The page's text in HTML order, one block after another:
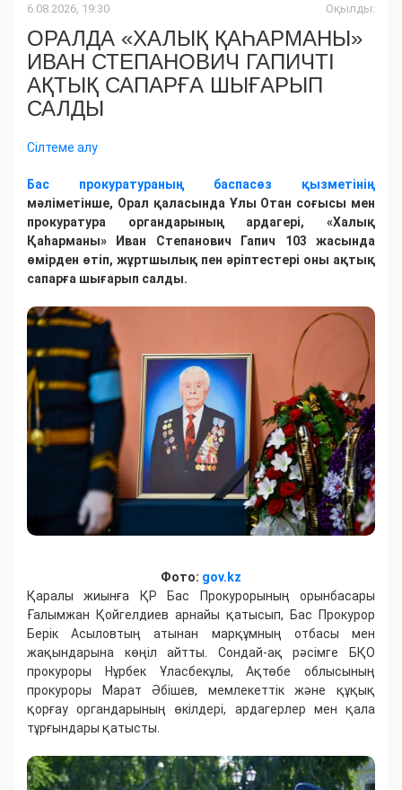
6.08.2026, 19:30 Оқылды:
ОРАЛДА «ХАЛЫҚ ҚАҺАРМАНЫ»
ИВАН СТЕПАНОВИЧ ГАПИЧТІ
АҚТЫҚ САПАРҒА ШЫҒАРЫП
САЛДЫ
Сілтеме алу
Бас прокуратураның баспасөз қызметінің
мәліметінше, Орал қаласында Ұлы Отан соғысы мен
прокуратура органдарының ардагері, «Халық
Қаһарманы» Иван Степанович Гапич 103 жасында
өмірден өтіп, жұртшылық пен әріптестері оны ақтық
сапарға шығарып салды.
Фото: gov.kz
Қаралы жиынға ҚР Бас Прокурорының орынбасары
Ғалымжан Қойгелдиев арнайы қатысып, Бас Прокурор
Берік Асыловтың атынан марқұмның отбасы мен
жақындарына көңіл айтты. Сондай-ақ рәсімге БҚО
прокуроры Нұрбек Ұласбекұлы, Ақтөбе облысының
прокуроры Марат Әбішев, мемлекеттік және құқық
қорғау органдарының өкілдері, ардагерлер мен қала
тұрғындары қатысты.